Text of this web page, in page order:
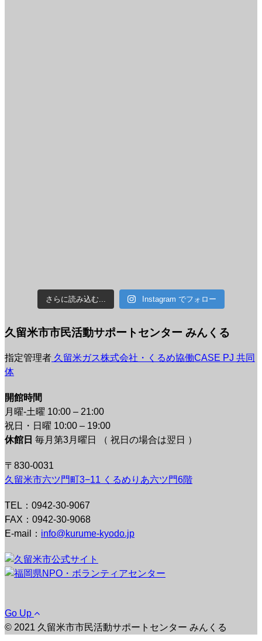
さらに読み込む... Instagram でフォロー
久留米市市民活動サポートセンター みんくる
指定管理者 久留米ガス株式会社・くるめ協働CASE PJ 共同
体
開館時間
月曜-土曜 10:00 – 21:00
祝日・日曜 10:00 – 19:00
休館日 毎月第3月曜日 （ 祝日の場合は翌日 ）
〒830-0031
久留米市六ツ門町3−11 くるめりあ六ツ門6階
TEL：0942-30-9067
FAX：0942-30-9068
E-mail： info@kurume-kyodo.jp
Go Up
© 2021 久留米市市民活動サポートセンター みんくる